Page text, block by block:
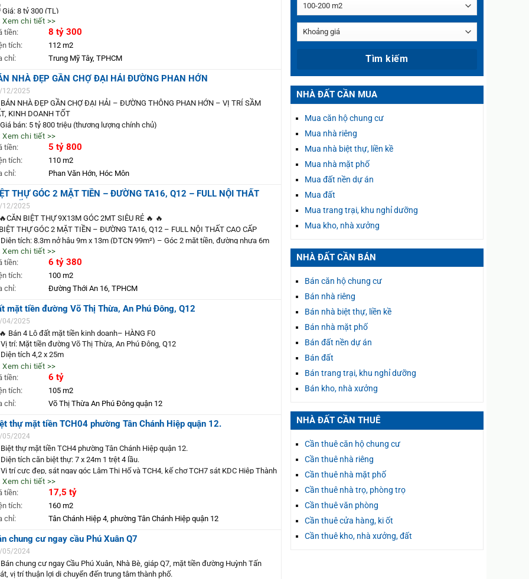
Giá: 8 tỷ 300 (TL)
Diện tích: 4,5m x 24m – Sàn XD ~370m²
Đường: 10m có vỉa hè – ô tô đậu trước nhà, thông tứ hướng
Kết cấu: 1 trệt 1 lửng 3 lầu – sân xe hơi – PK – bếp – 5PN – phòng thờ – sân
Nội thất: Full cao cấp – xách vali vào ở
Ưu điểm: Có PN tầng trệt tiện người lớn tuổi – thiết kế hiện đại, nhà thoáng sáng
Pháp lý: Sổ hồng riêng – hoàn công đầy đủ
Phù hợp: Ở, mở công ty, bán hàng online, đa ngành nghề
Liên hệ: 093457.8383 ccg3655
#nhadatq12
Xem chi tiết >>
tiền:
8 tỷ 300
tích:
112 m2
chỉ:
Trung Mỹ Tây, TPHCM
NHÀ ĐẸP GẦN CHỢ ĐẠI HẢI ĐƯỜNG PHAN HỚN
12/2025
NHÀ ĐẸP GẦN CHỢ ĐẠI HẢI – ĐƯỜNG THÔNG PHAN HỚN – VỊ TRÍ SẦM
KINH DOANH TỐT
bán: 5 tỷ 800 triệu (thương lượng chính chủ)
tích: 5,1m (nở hậu 5,6m) x 18m
cấu: 1 trệt – 1 lầu – 1 sân thượng
năng: 3 phòng ngủ – 3WC – 1 phòng thờ – 2 ban công – giếng trời siêu
Trước nhà 6m, xe hơi quay đầu thoải mái, khu dân cư an ninh
hệ: 093457.8383 ccg2555
#batdongsan #ban_nha #hoccanh #bandat #quan12 #phanhon #daihai
#an_cu_lau_dai
Xem chi tiết >>
tiền:
5 tỷ 800
tích:
110 m2
chỉ:
Phan Văn Hớn, Hóc Môn
THỰ GÓC 2 MẶT TIỀN – ĐƯỜNG TA16, Q12 – FULL NỘI THẤT
CẤP
12/2025
BIỆT THỰ 9X13M GÓC 2MT SIÊU RẺ 🔥 🔥
THỰ GÓC 2 MẶT TIỀN – ĐƯỜNG TA16, Q12 – FULL NỘI THẤT CAO CẤP
tích: 8.3m nở hậu 9m x 13m (DTCN 99m²) – Góc 2 mặt tiền, đường nhựa 6m
cấu: 1 trệt, 1 lầu
năng: 3 phòng ngủ, 3 WC, phòng thờ – full nội thất cao cấp, chỉ xách vali vào
bán: 6 tỷ 386 triệu (còn thương lượng)
#batdongsan #quan12 #nhaphoq12 #sieureland
Xem chi tiết >>
tiền:
6 tỷ 380
tích:
100 m2
chỉ:
Đường Thới An 16, TPHCM
mặt tiền đường Võ Thị Thừa, An Phú Đông, Q12
04/2025
Bán 4 Lô đất mặt tiền kinh doanh– HÀNG F0
Vị trí: Mặt tiền đường Võ Thị Thừa, An Phú Đông, Q12
tích 4,2 x 25m
bán: 6 tỷ lô
hệ: 093457.8383 ccg7000
nhasieure.vn
Fanpage: www.fb.com/sieureland
#BánĐấtQ12 #ĐấtMặtTiền #BấtĐộngSảnTPHCM
Xem chi tiết >>
tiền:
6 tỷ
tích:
105 m2
chỉ:
Võ Thị Thừa An Phú Đông quận 12
thự mặt tiền TCH04 phường Tân Chánh Hiệp quận 12.
05/2024
thự mặt tiền TCH4 phường Tân Chánh Hiệp quận 12.
tích căn biệt thự: 7 x 24m 1 trệt 4 lầu.
Vị trí cực đẹp, sát ngay góc Lâm Thị Hố và TCH4, kế chợ TCH7 sát KDC Hiệp Thành
thông thuận tiện đi các hướng, khu vực có nhiều tiện ích cao cấp.
17,5 tỷ thương lượng.
hệ: 093457.8383
Đăng tin đúng sự thật.
ảnh thật 100%
hệ xem nhà miễn phí: 093457.8383
www.nhasieure.vn
Xem chi tiết >>
tiền:
17,5 tỷ
tích:
160 m2
chỉ:
Tân Chánh Hiệp 4, phường Tân Chánh Hiệp quận 12
chung cư ngay cầu Phú Xuân Q7
05/2024
chung cư ngay Cầu Phú Xuân, Nhà Bè, giáp Q7, mặt tiền đường Huỳnh Tấn
vị trí thuận lợi di chuyển đến trung tâm thành phố.
NHÀ ĐẤT CẦN MUA
Mua căn hộ chung cư
Mua nhà riêng
Mua nhà biệt thự, liền kề
Mua nhà mặt phố
Mua đất nền dự án
Mua đất
Mua trang trại, khu nghỉ dưỡng
Mua kho, nhà xưởng
NHÀ ĐẤT CẦN BÁN
Bán căn hộ chung cư
Bán nhà riêng
Bán nhà biệt thự, liền kề
Bán nhà mặt phố
Bán đất nền dự án
Bán đất
Bán trang trại, khu nghỉ dưỡng
Bán kho, nhà xưởng
NHÀ ĐẤT CẦN THUÊ
Cần thuê căn hộ chung cư
Cần thuê nhà riêng
Cần thuê nhà mặt phố
Cần thuê nhà trọ, phòng trọ
Cần thuê văn phòng
Cần thuê cửa hàng, ki ốt
Cần thuê kho, nhà xưởng, đất